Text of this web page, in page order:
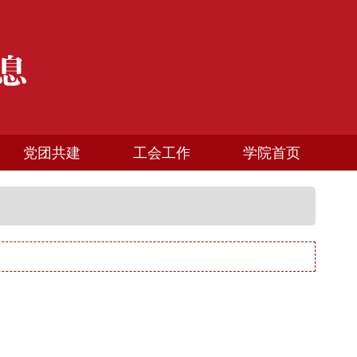
党团共建 工会工作 学院首页